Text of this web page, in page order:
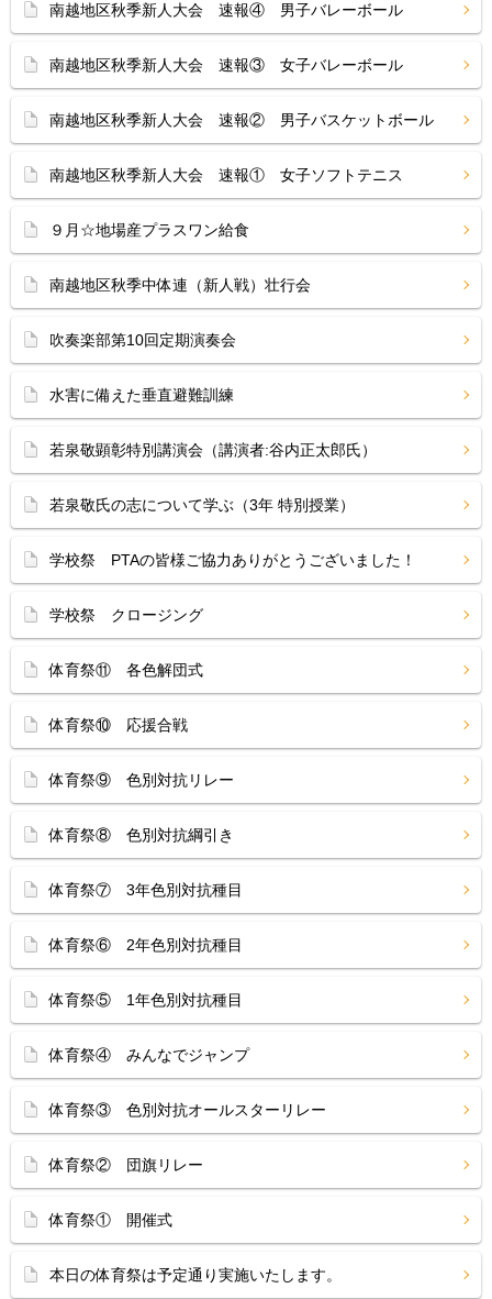
南越地区秋季新人大会 速報④ 男子バレーボール
南越地区秋季新人大会 速報③ 女子バレーボール
南越地区秋季新人大会 速報② 男子バスケットボール
南越地区秋季新人大会 速報① 女子ソフトテニス
９月☆地場産プラスワン給食
南越地区秋季中体連（新人戦）壮行会
吹奏楽部第10回定期演奏会
水害に備えた垂直避難訓練
若泉敬顕彰特別講演会（講演者:谷内正太郎氏）
若泉敬氏の志について学ぶ（3年 特別授業）
学校祭 PTAの皆様ご協力ありがとうございました！
学校祭 クロージング
体育祭⑪ 各色解団式
体育祭⑩ 応援合戦
体育祭⑨ 色別対抗リレー
体育祭⑧ 色別対抗綱引き
体育祭⑦ 3年色別対抗種目
体育祭⑥ 2年色別対抗種目
体育祭⑤ 1年色別対抗種目
体育祭④ みんなでジャンプ
体育祭③ 色別対抗オールスターリレー
体育祭② 団旗リレー
体育祭① 開催式
本日の体育祭は予定通り実施いたします。